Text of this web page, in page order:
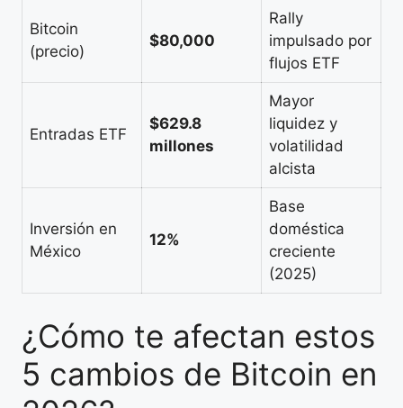
Bitcoin
(precio)
$80,000
Rally
impulsado por
flujos ETF
Entradas ETF
$629.8
millones
Mayor
liquidez y
volatilidad
alcista
Inversión en
México
12%
Base
doméstica
creciente
(2025)
¿Cómo te afectan estos
5 cambios de Bitcoin en